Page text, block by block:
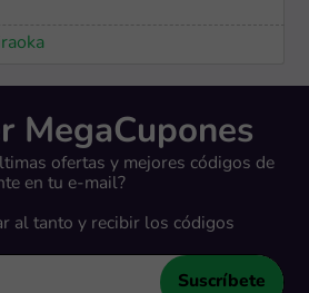
MegaCupones
ofertas y mejores códigos de
en tu e-mail?
al tanto y recibir los códigos
Suscríbete